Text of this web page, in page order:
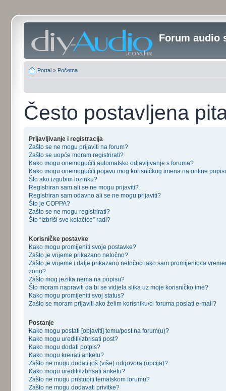
Forum audio
Portal » Početna
Često postavljena
Prijavljivanje i registracija
Zašto se ne mogu prijaviti na forum?
Zašto se uopće moram registrirati?
Kako mogu onemogućiti automatsko odjavljivanje s foruma?
Kako mogu onemogućiti pojavu mog korisničkog imena na online
Što ako izgubim lozinku?
Registriran sam ali se ne mogu prijaviti?
Registriran sam odavno ali se ne mogu prijaviti?
Što je COPPA?
Zašto se ne mogu registrirati?
Što “Izbriši sve kolačiće” radi?
Korisničke postavke
Kako mogu promijeniti svoje postavke?
Zašto je vrijeme prikazano netočno?
Zašto je vrijeme i dalje prikazano netočno iako sam promijenio/la
zonu?
Zašto mog jezika nema na popisu?
Što moram napraviti da bi se vidjela slika uz moje korisničko ime?
Kako mogu promijeniti svoj status?
Zašto se moram prijaviti ako želim korisniku/ci foruma poslati e-mail?
Postanje
Kako mogu postati [objaviti] temu/post na forum(u)?
Kako mogu urediti/izbrisati post?
Kako mogu dodati potpis?
Kako mogu kreirati anketu?
Zašto ne mogu dodati još (više) odgovora (opcija)?
Kako mogu urediti/izbrisati anketu?
Zašto ne mogu pristupiti tematskom forumu?
Zašto ne mogu dodavati privitke?